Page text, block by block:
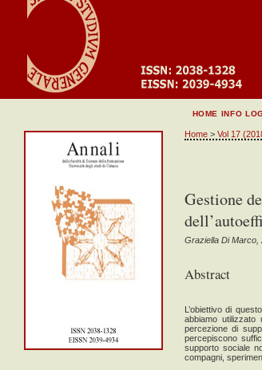
HOME INFO
Home> Vol 17
Gestione
Graziella Di Marco,
Abstract
L’obiettivo di
abbiamo
percezione di
percepiscono
supporto sociale
compagni,